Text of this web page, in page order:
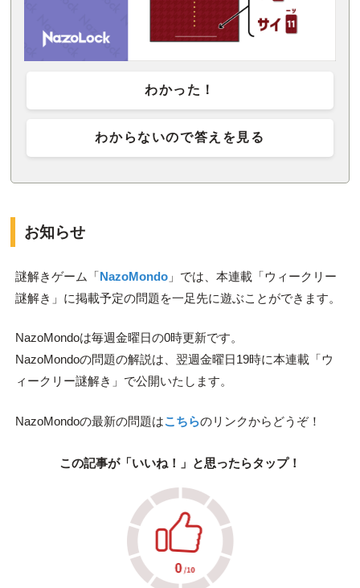
わかった！
わからないので答えを見る
お知らせ
謎解きゲーム「NazoMondo」では、本連載「ウィークリー
謎解き」に掲載予定の問題を一足先に遊ぶことができます。
NazoMondoは毎週金曜日の0時更新です。
NazoMondoの問題の解説は、翌週金曜日19時に本連載「ウ
ィークリー謎解き」で公開いたします。
NazoMondoの最新の問題はこちらのリンクからどうぞ！
この記事が「いいね！」と思ったらタップ！